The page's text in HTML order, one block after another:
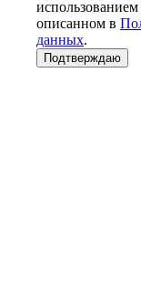
описанном в
данных.
Подтверждаю